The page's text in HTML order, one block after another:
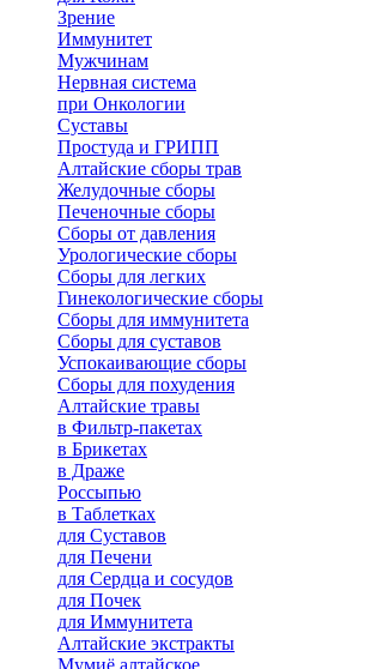
Зрение
Иммунитет
Мужчинам
Нервная система
при Онкологии
Суставы
Простуда и ГРИПП
Алтайские сборы трав
Желудочные сборы
Печеночные сборы
Сборы от давления
Урологические сборы
Сборы для легких
Гинекологические сборы
Сборы для иммунитета
Сборы для суставов
Успокаивающие сборы
Сборы для похудения
Алтайские травы
в Фильтр-пакетах
в Брикетах
в Драже
Россыпью
в Таблетках
для Cуставов
для Печени
для Сердца и сосудов
для Почек
для Иммунитета
Алтайские экстракты
Мумиё алтайское